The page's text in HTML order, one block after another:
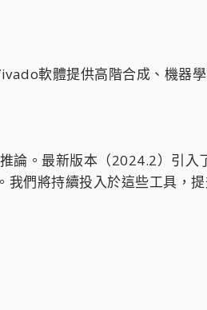
軟體提供高階合成、機器
。最新版本（2024.2）引入
們將持續投入於這些工具，